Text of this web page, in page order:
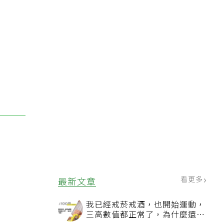
最新文章 看更多
我已經戒菸戒酒，也開始運動，
三高數值都正常了，為什麼還不